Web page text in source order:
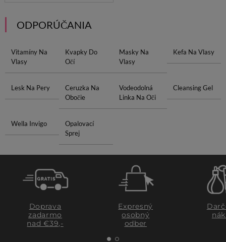
ODPORÚČANIA
Vitamíny Na
Vlasy
Kvapky Do
Očí
Masky Na
Vlasy
Kefa Na Vlasy
Lesk Na Pery
Ceruzka Na
Obočie
Vodeodolná
Linka Na Oči
Cleansing Gel
Wella Invigo
Opalovací
Sprej
Doprava
zadarmo
nad €39,-
Expresný
osobný
odber